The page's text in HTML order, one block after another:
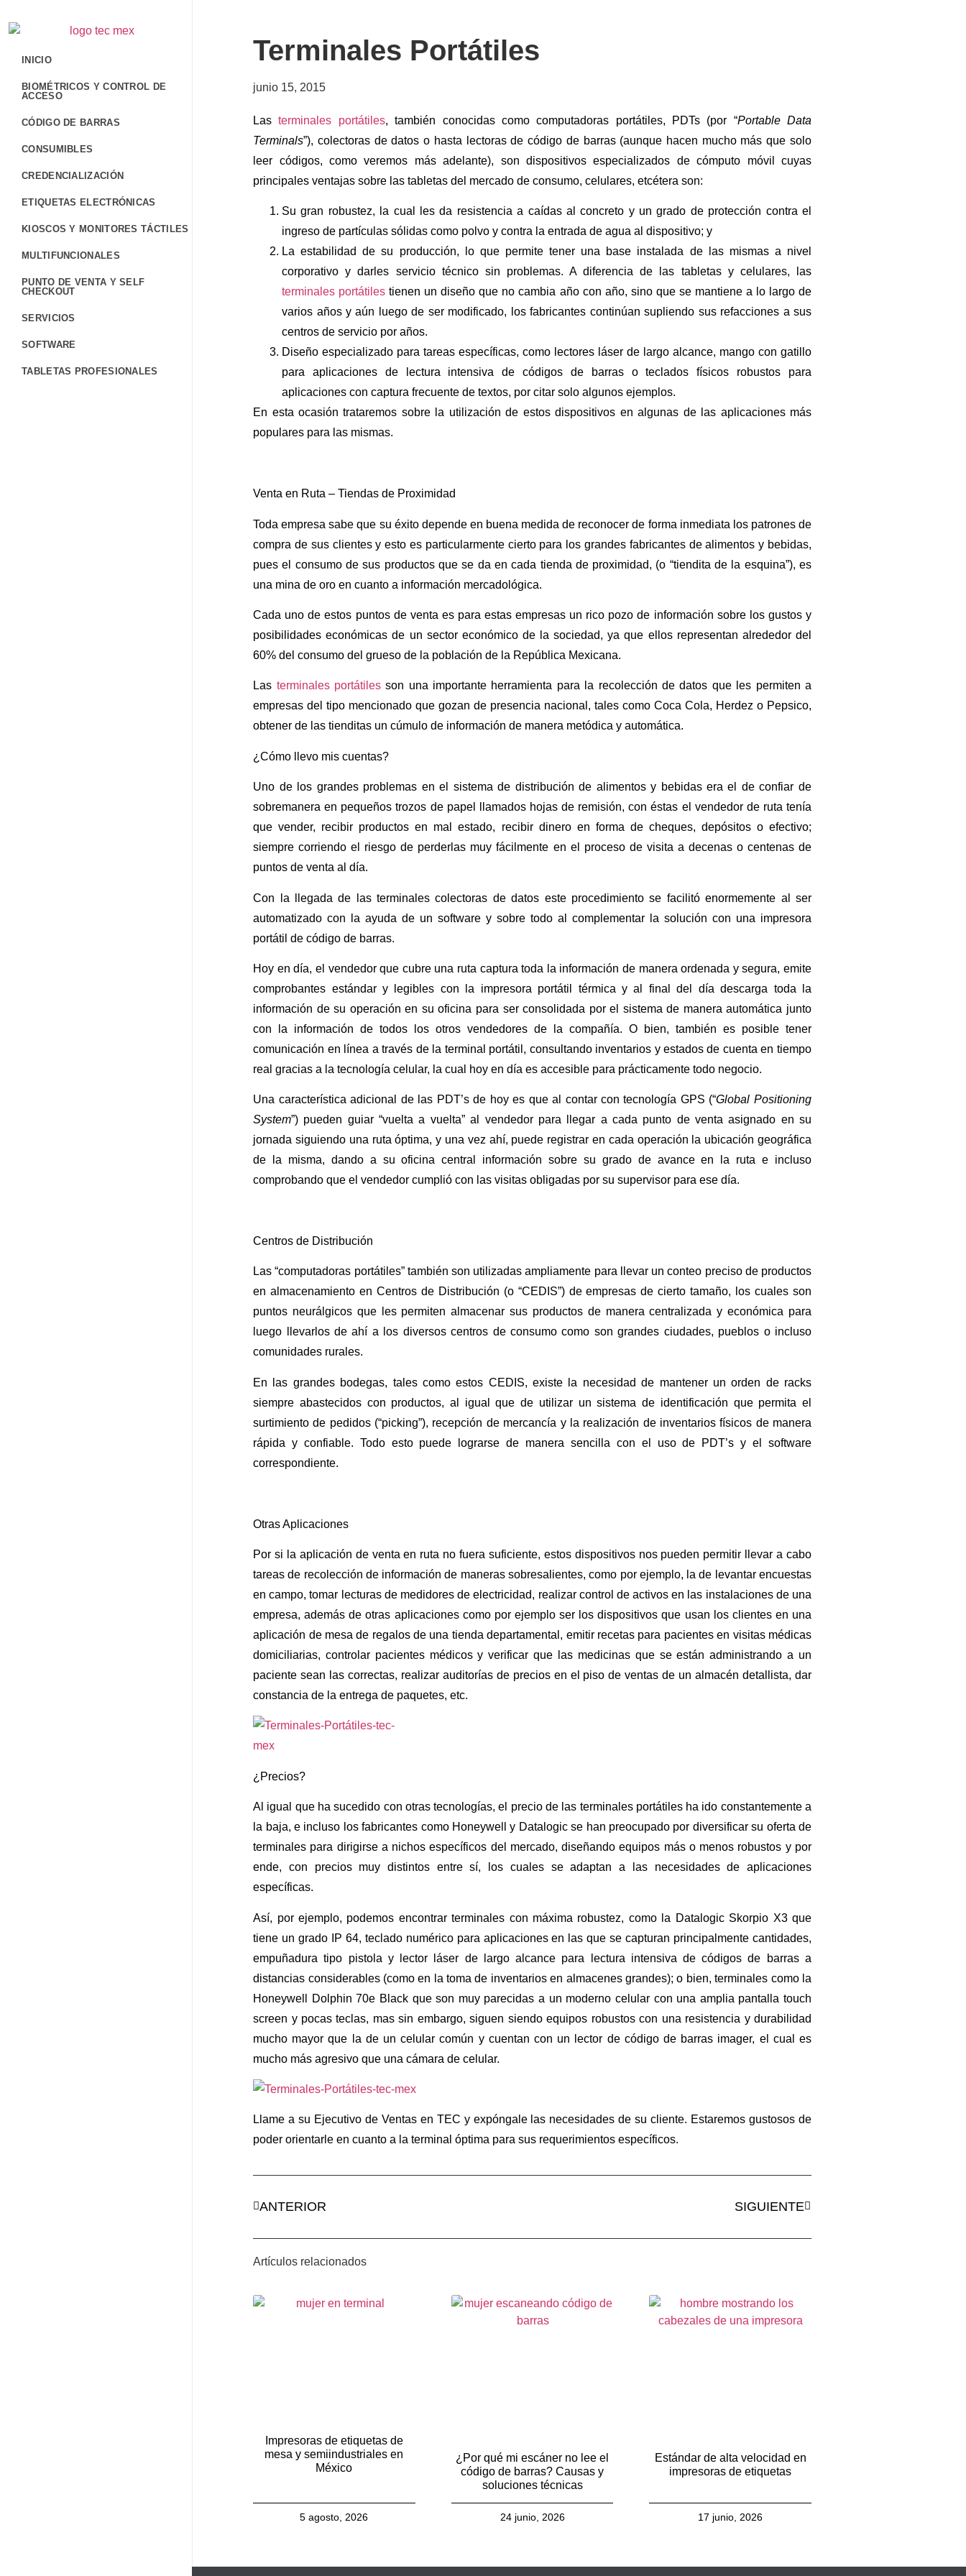
INICIO
BIOMÉTRICOS Y CONTROL DE
ACCESO
CÓDIGO DE BARRAS
CONSUMIBLES
CREDENCIALIZACIÓN
ETIQUETAS ELECTRÓNICAS
KIOSCOS Y MONITORES TÁCTILES
MULTIFUNCIONALES
PUNTO DE VENTA Y SELF
CHECKOUT
SERVICIOS
SOFTWARE
TABLETAS PROFESIONALES
Terminales Portátiles
junio 15, 2015
Lasterminales portátiles, también conocidas como computadoras portátiles, PDTs (por “Portable Data
Terminals”), colectoras de datos o hasta lectoras de código de barras (aunque hacen mucho más que solo
leer códigos, como veremos más adelante), son dispositivos especializados de cómputo móvil cuyas
principales ventajas sobre las tabletas del mercado de consumo, celulares, etcétera son:
Su gran robustez, la cual les da resistencia a caídas al concreto y un grado de protección contra el
ingreso de partículas sólidas como polvo y contra la entrada de agua al dispositivo; y
La estabilidad de su producción, lo que permite tener una base instalada de las mismas a nivel
corporativo y darles servicio técnico sin problemas. A diferencia de las tabletas y celulares, las
terminales portátiles tienen un diseño que no cambia año con año, sino que se mantiene a lo largo de
varios años y aún luego de ser modificado, los fabricantes continúan supliendo sus refacciones a sus
centros de servicio por años.
Diseño especializado para tareas específicas, como lectores láser de largo alcance, mango con gatillo
para aplicaciones de lectura intensiva de códigos de barras o teclados físicos robustos para
aplicaciones con captura frecuente de textos, por citar solo algunos ejemplos.
En esta ocasión trataremos sobre la utilización de estos dispositivos en algunas de las aplicaciones más
populares para las mismas.
Venta en Ruta – Tiendas de Proximidad
Toda empresa sabe que su éxito depende en buena medida de reconocer de forma inmediata los patrones de
compra de sus clientes y esto es particularmente cierto para los grandes fabricantes de alimentos y bebidas,
pues el consumo de sus productos que se da en cada tienda de proximidad, (o “tiendita de la esquina”), es
una mina de oro en cuanto a información mercadológica.
Cada uno de estos puntos de venta es para estas empresas un rico pozo de información sobre los gustos y
posibilidades económicas de un sector económico de la sociedad, ya que ellos representan alrededor del
60% del consumo del grueso de la población de la República Mexicana.
Las terminales portátilesson una importante herramienta para la recolección de datos que les permiten a
empresas del tipo mencionado que gozan de presencia nacional, tales como Coca Cola, Herdez o Pepsico,
obtener de las tienditas un cúmulo de información de manera metódica y automática.
¿Cómo llevo mis cuentas?
Uno de los grandes problemas en el sistema de distribución de alimentos y bebidas era el de confiar de
sobremanera en pequeños trozos de papel llamados hojas de remisión, con éstas el vendedor de ruta tenía
que vender, recibir productos en mal estado, recibir dinero en forma de cheques, depósitos o efectivo;
siempre corriendo el riesgo de perderlas muy fácilmente en el proceso de visita a decenas o centenas de
puntos de venta al día.
Con la llegada de las terminales colectoras de datos este procedimiento se facilitó enormemente al ser
automatizado con la ayuda de un software y sobre todo al complementar la solución con una impresora
portátil de código de barras.
Hoy en día, el vendedor que cubre una ruta captura toda la información de manera ordenada y segura, emite
comprobantes estándar y legibles con la impresora portátil térmica y al final del día descarga toda la
información de su operación en su oficina para ser consolidada por el sistema de manera automática junto
con la información de todos los otros vendedores de la compañía. O bien, también es posible tener
comunicación en línea a través de la terminal portátil, consultando inventarios y estados de cuenta en tiempo
real gracias a la tecnología celular, la cual hoy en día es accesible para prácticamente todo negocio.
Una característica adicional de las PDT’s de hoy es que al contar con tecnología GPS (“Global Positioning
System”) pueden guiar “vuelta a vuelta” al vendedor para llegar a cada punto de venta asignado en su
jornada siguiendo una ruta óptima, y una vez ahí, puede registrar en cada operación la ubicación geográfica
de la misma, dando a su oficina central información sobre su grado de avance en la ruta e incluso
comprobando que el vendedor cumplió con las visitas obligadas por su supervisor para ese día.
Centros de Distribución
Las “computadoras portátiles” también son utilizadas ampliamente para llevar un conteo preciso de productos
en almacenamiento en Centros de Distribución (o “CEDIS”) de empresas de cierto tamaño, los cuales son
puntos neurálgicos que les permiten almacenar sus productos de manera centralizada y económica para
luego llevarlos de ahí a los diversos centros de consumo como son grandes ciudades, pueblos o incluso
comunidades rurales.
En las grandes bodegas, tales como estos CEDIS, existe la necesidad de mantener un orden de racks
siempre abastecidos con productos, al igual que de utilizar un sistema de identificación que permita el
surtimiento de pedidos (“picking”), recepción de mercancía y la realización de inventarios físicos de manera
rápida y confiable. Todo esto puede lograrse de manera sencilla con el uso de PDT’s y el software
correspondiente.
Otras Aplicaciones
Por si la aplicación de venta en ruta no fuera suficiente, estos dispositivos nos pueden permitir llevar a cabo
tareas de recolección de información de maneras sobresalientes, como por ejemplo, la de levantar encuestas
en campo, tomar lecturas de medidores de electricidad, realizar control de activos en las instalaciones de una
empresa, además de otras aplicaciones como por ejemplo ser los dispositivos que usan los clientes en una
aplicación de mesa de regalos de una tienda departamental, emitir recetas para pacientes en visitas médicas
domiciliarias, controlar pacientes médicos y verificar que las medicinas que se están administrando a un
paciente sean las correctas, realizar auditorías de precios en el piso de ventas de un almacén detallista, dar
constancia de la entrega de paquetes, etc.
¿Precios?
Al igual que ha sucedido con otras tecnologías, el precio de las terminales portátiles ha ido constantemente a
la baja, e incluso los fabricantes como Honeywell y Datalogic se han preocupado por diversificar su oferta de
terminales para dirigirse a nichos específicos del mercado, diseñando equipos más o menos robustos y por
ende, con precios muy distintos entre sí, los cuales se adaptan a las necesidades de aplicaciones
específicas.
Así, por ejemplo, podemos encontrar terminales con máxima robustez, como la Datalogic Skorpio X3 que
tiene un grado IP 64, teclado numérico para aplicaciones en las que se capturan principalmente cantidades,
empuñadura tipo pistola y lector láser de largo alcance para lectura intensiva de códigos de barras a
distancias considerables (como en la toma de inventarios en almacenes grandes); o bien, terminales como la
Honeywell Dolphin 70e Black que son muy parecidas a un moderno celular con una amplia pantalla touch
screen y pocas teclas, mas sin embargo, siguen siendo equipos robustos con una resistencia y durabilidad
mucho mayor que la de un celular común y cuentan con un lector de código de barras imager, el cual es
mucho más agresivo que una cámara de celular.
Llame a su Ejecutivo de Ventas en TEC y expóngale las necesidades de su cliente. Estaremos gustosos de
poder orientarle en cuanto a la terminal óptima para sus requerimientos específicos.
ANTERIOR SIGUIENTE
Artículos relacionados
Impresoras de etiquetas de
mesa y semiindustriales en
México
5 agosto, 2026
¿Por qué mi escáner no lee el
código de barras? Causas y
soluciones técnicas
24 junio, 2026
Estándar de alta velocidad en
impresoras de etiquetas
17 junio, 2026